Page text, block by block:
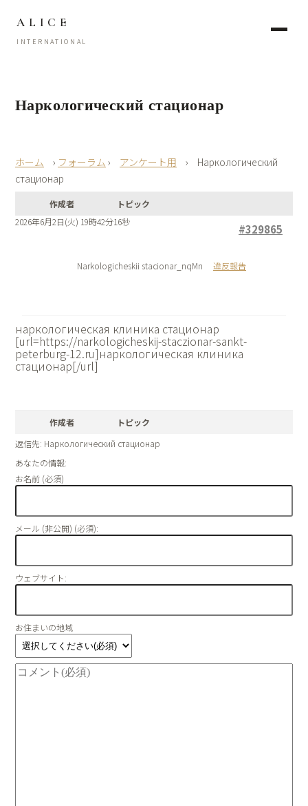
ALICE
INTERNATIONAL
Наркологический стационар
› フォーラム › アンケート用 ›
Наркологический
стационар
作成者
トピック
2026年6月2日(火) 19時42分16秒
#329865
Narkologicheskii stacionar_nqMn 違反報告
наркологическая клиника стационар
[url=https://narkologicheskij-staczionar-sankt-
peterburg-12.ru]наркологическая клиника
стационар[/url]
作成者
トピック
返信先: Наркологический стационар
あなたの情報:
お名前 (必須)
メール (非公開) (必須):
ウェブサイト:
お住まいの地域